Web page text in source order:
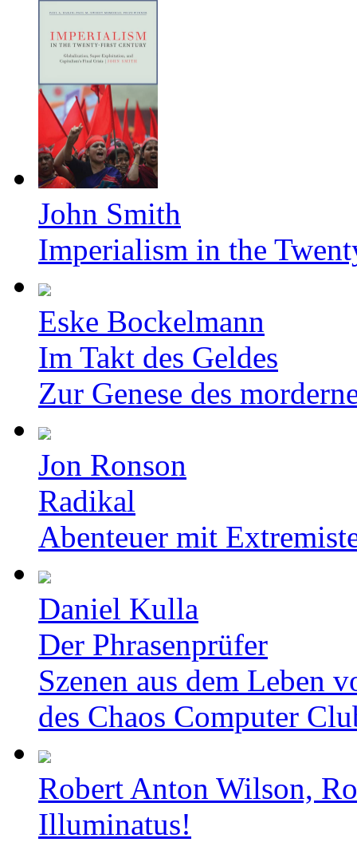
John Smith
Imperialism in the
Eske Bockelmann
Im Takt des Geldes
Zur Genese des
Jon Ronson
Radikal
Abenteuer mit
Daniel Kulla
Der Phrasenprüfer
Szenen aus dem Leben
des Chaos Computer
Robert Anton Wilson,
Illuminatus!